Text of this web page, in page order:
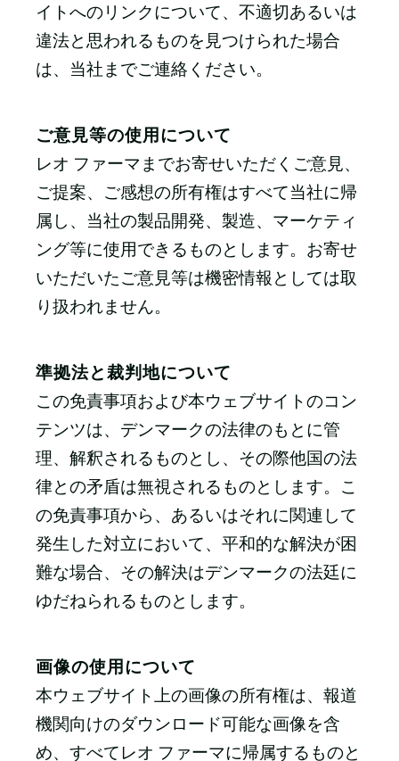
イトへのリンクについて、不適切あるいは
違法と思われるものを見つけられた場合
は、当社までご連絡ください。
ご意見等の使用について
レオ ファーマまでお寄せいただくご意見、
ご提案、ご感想の所有権はすべて当社に帰
属し、当社の製品開発、製造、マーケティ
ング等に使用できるものとします。お寄せ
いただいたご意見等は機密情報としては取
り扱われません。
準拠法と裁判地について
この免責事項および本ウェブサイトのコン
テンツは、デンマークの法律のもとに管
理、解釈されるものとし、その際他国の法
律との矛盾は無視されるものとします。こ
の免責事項から、あるいはそれに関連して
発生した対立において、平和的な解決が困
難な場合、その解決はデンマークの法廷に
ゆだねられるものとします。
画像の使用について
本ウェブサイト上の画像の所有権は、報道
機関向けのダウンロード可能な画像を含
め、すべてレオ ファーマに帰属するものと